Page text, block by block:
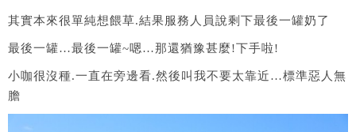
其實本來很單純想餵草.結果服務人員說剩下最後一罐奶了
最後一罐…最後一罐~嗯…那還猶豫甚麼!下手啦!
小咖很沒種.一直在旁邊看.然後叫我不要太靠近…標準惡人無
膽